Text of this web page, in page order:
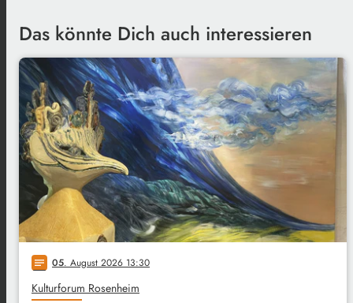
Das könnte Dich auch interessieren
notes 05. August 2026 13:30
Kulturforum Rosenheim